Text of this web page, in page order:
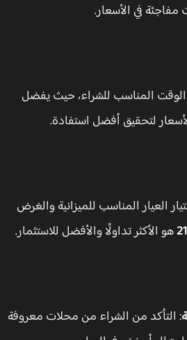
في الأسعار.
المناسب للشراء، حيث يفضل
لتحقيق أفضل استفادة.
العيار المناسب للميزانية والغرض
هو الأكثر تداولًا والأفضل للاستثمار.
من الشراء من محلات معروفة